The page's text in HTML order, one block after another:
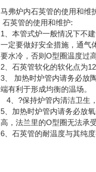
马弗炉内石英管的使用和维
石英管的使用和维护:
1、本管式炉一般情况下不
一定要做好安全措施，通气
要水冷，否则O型圈温度过
2、石英管软化的软化点为
3、 加热时炉管内请务必放
端有利于形成均
4、?保持炉管内清洁卫生
5、加热时炉管内请务必放
高，法兰里的O型圈无法承
6、石英管的耐温度与其纯